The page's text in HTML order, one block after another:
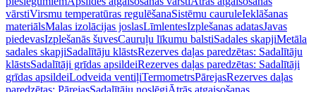
vārstiVirsmu temperatūras regulēšanaSistēmu cauruleIeklāšanas
materiālsMalas izolācijas joslasLīmlentesIzplešanas adatasJavas
piedevasIzplešanās šuvesCauruļu līkumu balstiSadales skapjiMetāla
sadales skapjiSadalītāju klāstsRezerves daļas paredzētas: Sadalītāju
klāstsSadalītāji grīdas apsildeiRezerves daļas paredzētas: Sadalītāji
grīdas apsildeiLodveida ventiļiTermometrsPārejasRezerves daļas
paredzētas: PārejasSadalītāju noslēgiĀtrās atgaisošanas